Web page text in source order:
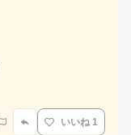
いいね 1